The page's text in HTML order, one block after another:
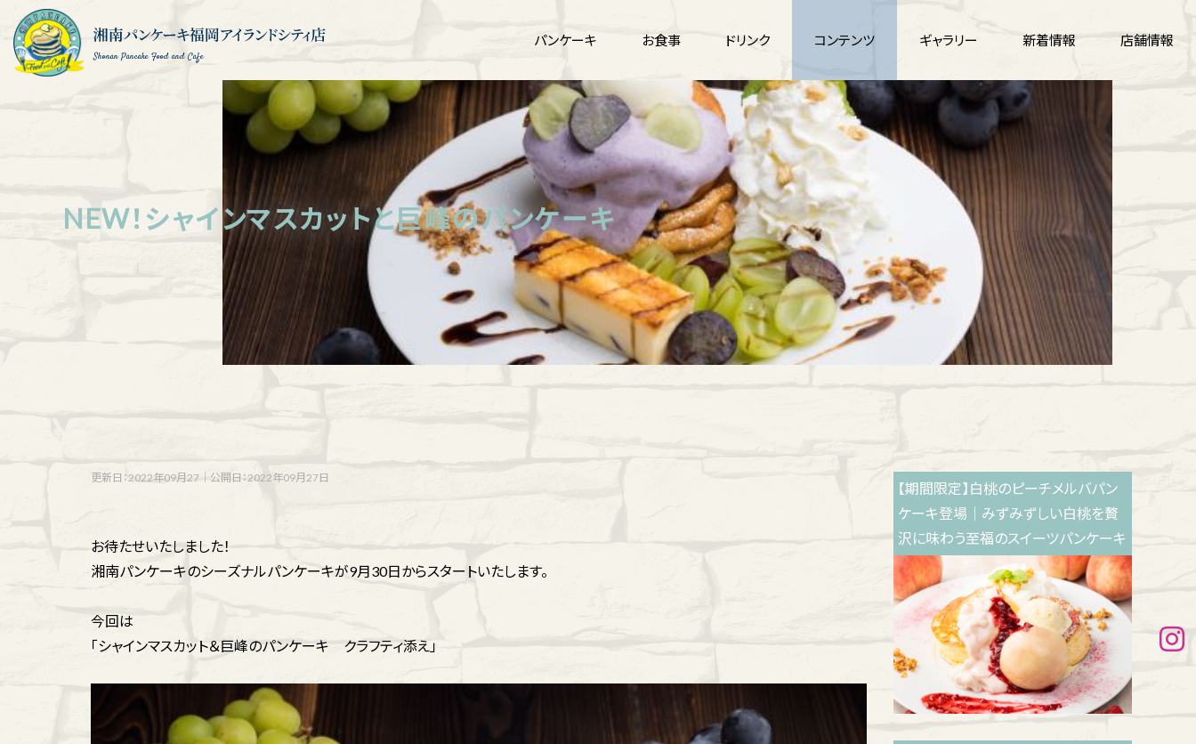
Shonan Pancake Food and Cafe
パンケーキ お食事 ドリンク コンテンツ ギャラリー 新着情報 店舗情報
NEW！シャインマスカットと巨峰のパンケーキ
更新日：2022年09月27 公開日：2022年09月27日
お待たせいたしました！
湘南パンケーキのシーズナルパンケーキが9月30日からスタートいたします。
今回は
「シャインマスカット＆巨峰のパンケーキ クラフティ添え」
【期間限定】白桃のピーチメルバパン
ケーキ登場｜みずみずしい白桃を贅
沢に味わう至福のスイーツパンケーキ